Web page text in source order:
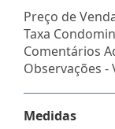
Preço de
Taxa
Comentários
Observações -
Medidas